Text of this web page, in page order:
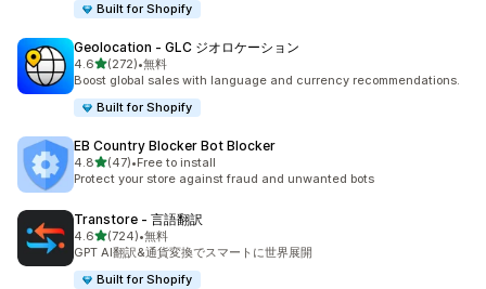
Built for Shopify
Geolocation ‑ GLC ジオロケーション
4.65つ星中
(272)
合計レビュー数：272件
•無料
Boost global sales with language and currency recommendations.
Built for Shopify
EB Country Blocker Bot Blocker
4.85つ星中
(47)
合計レビュー数：47件
•Free to install
Protect your store against fraud and unwanted bots
Transtore ‑ 言語翻訳
4.65つ星中
(724)
合計レビュー数：724件
•無料
GPT AI翻訳&通貨変換でスマートに世界展開
Built for Shopify